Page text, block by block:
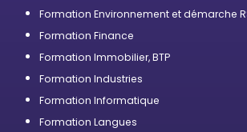
Formation Environnement et démarche
Formation Finance
Formation Immobilier, BTP
Formation Industries
Formation Informatique
Formation Langues